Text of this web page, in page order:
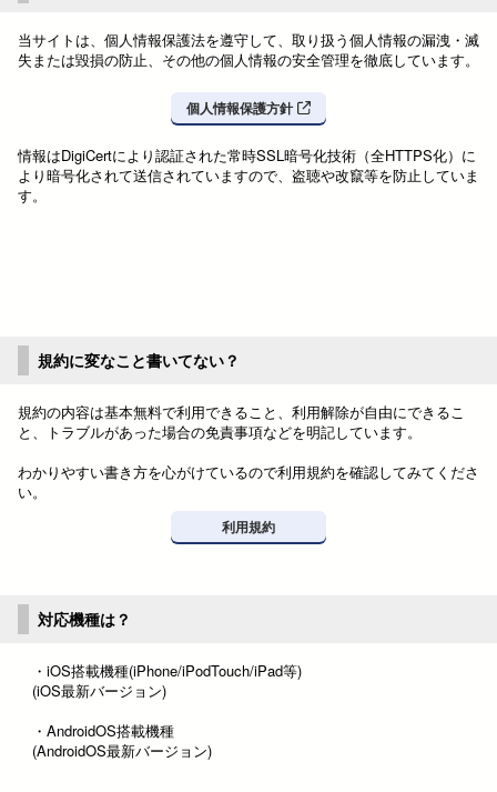
当サイトは、個人情報保護法を遵守して、取り扱う個人情報の漏洩・滅
失または毀損の防止、その他の個人情報の安全管理を徹底しています。
個人情報保護方針
情報はDigiCertにより認証された常時SSL暗号化技術（全HTTPS化）に
より暗号化されて送信されていますので、盗聴や改竄等を防止していま
す。
規約に変なこと書いてない？
規約の内容は基本無料で利用できること、利用解除が自由にできるこ
と、トラブルがあった場合の免責事項などを明記しています。
わかりやすい書き方を心がけているので利用規約を確認してみてくださ
い。
利用規約
対応機種は？
・iOS搭載機種(iPhone/iPodTouch/iPad等)
(iOS最新バージョン)
・AndroidOS搭載機種
(AndroidOS最新バージョン)